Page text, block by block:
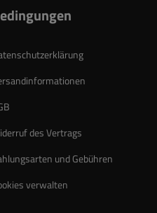
des Vertrags
und Gebühren
verwalten